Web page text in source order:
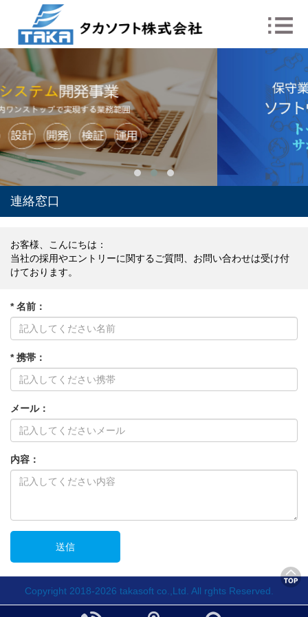
連絡窓口
お客様、こんにちは：
当社の採用やエントリーに関するご質問、お問い合わせは受け付
けております。
* 名前：
* 携帯：
メール：
内容：
Copyright 2018-2026 takasoft co.,Ltd. All rghts Reserved.